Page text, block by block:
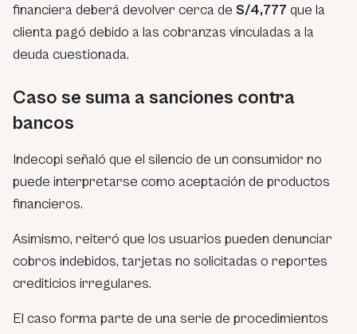
financiera deberá devolver cerca de S/4,777 que la
clienta pagó debido a las cobranzas vinculadas a la
deuda cuestionada.
Caso se suma a sanciones contra
bancos
Indecopi señaló que el silencio de un consumidor no
puede interpretarse como aceptación de productos
financieros.
Asimismo, reiteró que los usuarios pueden denunciar
cobros indebidos, tarjetas no solicitadas o reportes
crediticios irregulares.
El caso forma parte de una serie de procedimientos